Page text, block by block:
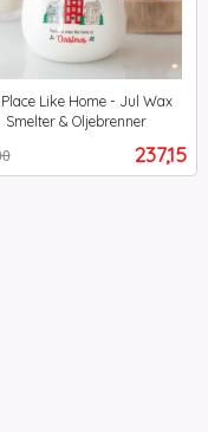
Place Like Home - Jul Wax
Smelter & Oljebrenner
Tilbud
237,15